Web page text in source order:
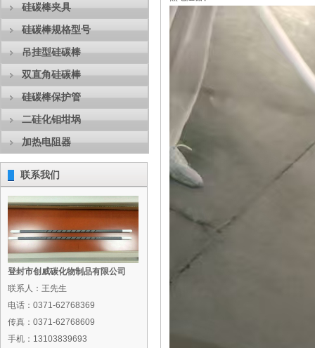
硅碳棒夹具
硅碳棒规格型号
吊挂型硅碳棒
双直角硅碳棒
硅碳棒保护管
二硅化钼坩埚
加热电阻器
联系我们
登封市创威碳化物制品有限公司
联系人：王先生
电话：0371-62768369
传真：0371-62768609
手机：13103839693